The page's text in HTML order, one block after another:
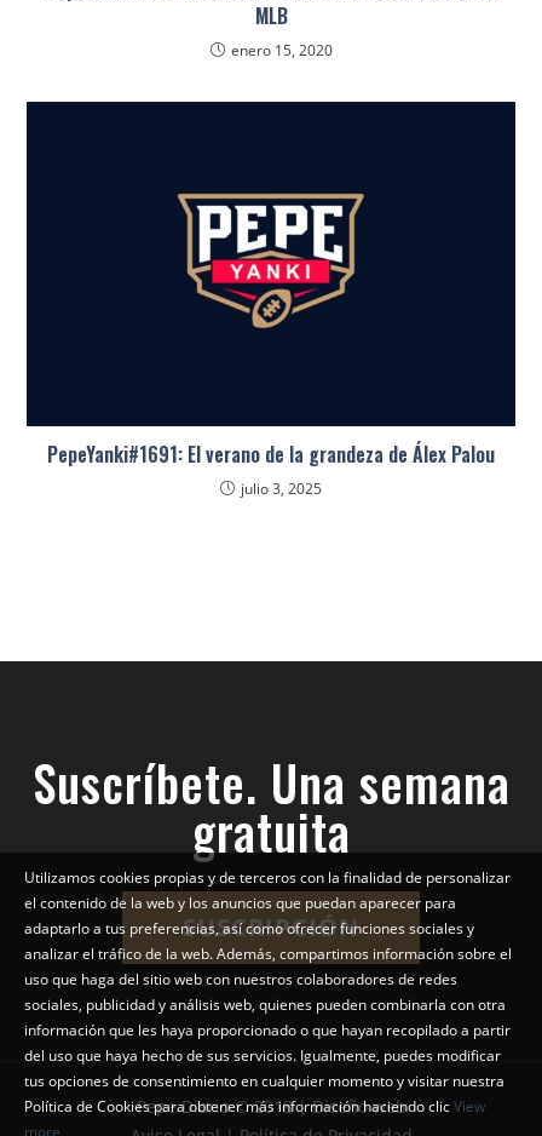
MLB
enero 15, 2020
PepeYanki#1691: El verano de la grandeza de Álex Palou
julio 3, 2025
Suscríbete. Una semana
gratuita
SUSCRIPCIÓN
Pepe Diario © 2018 | Diseño web
Utilizamos cookies propias y de terceros con la finalidad de personalizar
el contenido de la web y los anuncios que puedan aparecer para
adaptarlo a tus preferencias, así como ofrecer funciones sociales y
analizar el tráfico de la web. Además, compartimos información sobre el
uso que haga del sitio web con nuestros colaboradores de redes
sociales, publicidad y análisis web, quienes pueden combinarla con otra
información que les haya proporcionado o que hayan recopilado a partir
del uso que haya hecho de sus servicios. Igualmente, puedes modificar
tus opciones de consentimiento en cualquier momento y visitar nuestra
Política de Cookies para obtener más información haciendo clicView
more